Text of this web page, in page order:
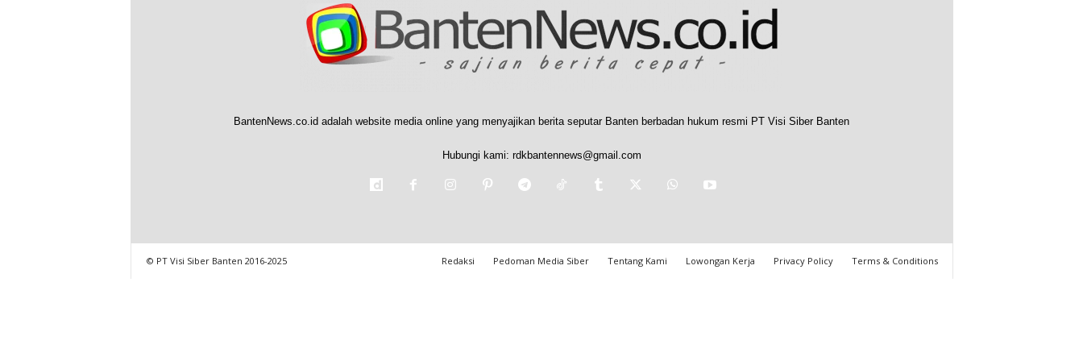
BantenNews.co.id adalah website media online yang menyajikan berita seputar Banten berbadan hukum resmi PT Visi Siber Banten
Hubungi kami: rdkbantennews@gmail.com
Redaksi Pedoman Media Siber Tentang Kami Lowongan Kerja Privacy Policy Terms & Conditions
© PT Visi Siber Banten 2016-2025